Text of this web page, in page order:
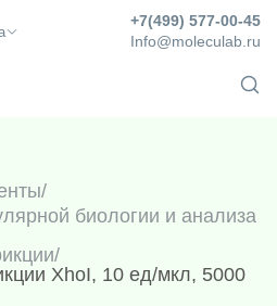
Info@moleculab.ru
+7(499) 577-00-45
/
биологии и анализа
/
XhoI, 10 ед/мкл, 5000